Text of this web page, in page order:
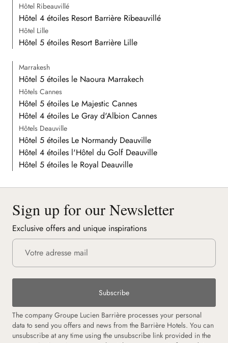
Hôtel Ribeauvillé
Hôtel 4 étoiles Resort Barrière Ribeauvillé
Hôtel Lille
Hôtel 5 étoiles Resort Barrière Lille
Marrakesh
Hôtel 5 étoiles le Naoura Marrakech
Hôtels Cannes
Hôtel 5 étoiles Le Majestic Cannes
Hôtel 4 étoiles Le Gray d'Albion Cannes
Hôtels Deauville
Hôtel 5 étoiles Le Normandy Deauville
Hôtel 4 étoiles l'Hôtel du Golf Deauville
Hôtel 5 étoiles le Royal Deauville
Sign up for our Newsletter
Exclusive offers and unique inspirations
Subscribe
The company Groupe Lucien Barrière processes your personal
data to send you offers and news from the Barrière Hotels. You can
unsubscribe at any time using the unsubscribe link provided in the